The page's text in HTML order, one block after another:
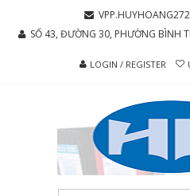
SỐ 43, ĐƯỜNG 30, PHƯỜNG BÌNH
LOGIN / REGISTER